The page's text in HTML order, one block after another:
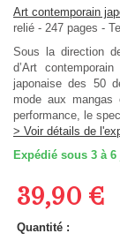
Art contemporain
relié - 247 pages -
Sous la direction
d’Art
japonaise des 50
mode aux
performance, le
> Voir détails de
Expédié sous 3 à
39,90 €
Quantité :